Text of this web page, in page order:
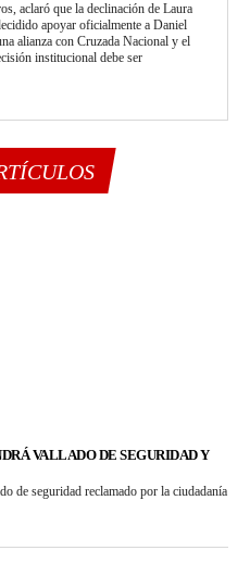
aclaró que la declinación de Laura
apoyar oficialmente a Daniel
alianza con Cruzada Nacional y el
institucional debe ser
VALLADO DE SEGURIDAD Y
de seguridad reclamado por la ciudadanía